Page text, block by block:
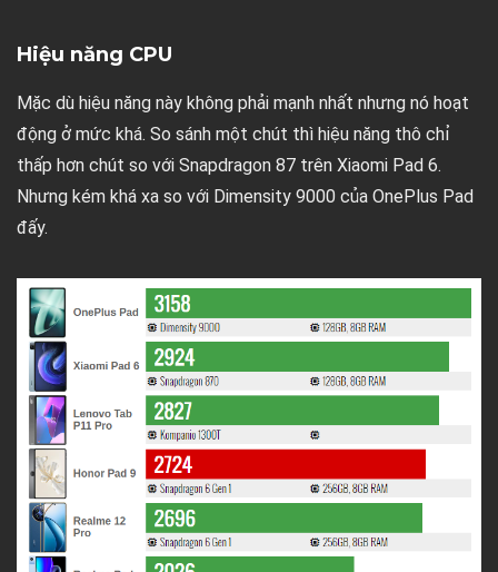
Hiệu năng CPU
Mặc dù hiệu năng này không phải mạnh nhất nhưng nó hoạt
động ở mức khá. So sánh một chút thì hiệu năng thô chỉ
thấp hơn chút so với Snapdragon 87 trên Xiaomi Pad 6.
Nhưng kém khá xa so với Dimensity 9000 của OnePlus Pad
đấy.